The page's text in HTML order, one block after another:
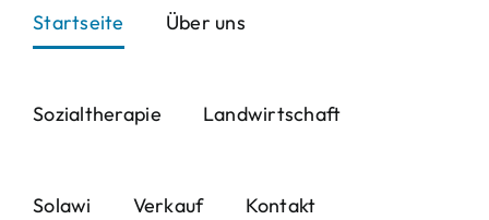
Startseite Über uns
Sozialtherapie Landwirtschaft
Solawi Verkauf Kontakt